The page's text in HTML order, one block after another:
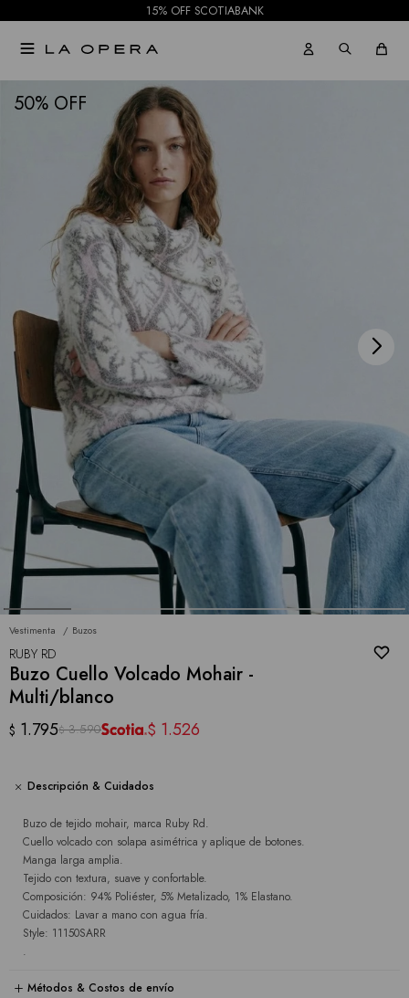
15% OFF SCOTIABANK

50
Vestimenta Buzos
RUBY RD
Buzo Cuello Volcado Mohair -
Multi/blanco
$ 1.795$ 3.590 $ 1.526
Descripción & Cuidados
Buzo de tejido mohair, marca Ruby Rd.
Cuello volcado con solapa asimétrica y aplique de botones.
Manga larga amplia.
Tejido con textura, suave y confortable.
Composición: 94% Poliéster, 5% Metalizado, 1% Elastano.
Cuidados: Lavar a mano con agua fría.
Style: 11150SARR
.
Métodos & Costos de envío
NOTIFICARME